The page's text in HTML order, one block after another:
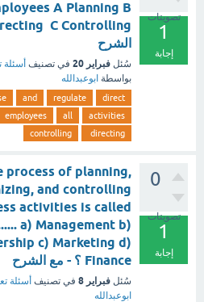
تصويتات
1
إجابة
A Planning B
الشرح
سُئل فبراير 20 في تصنيف أسئلة
بواسطة ابوعبدالله
direct
regulate
and
activities
all
employees
directing
controlling
0
تصويتات
1
إجابة
process of planning,
and controlling
activities is called
a) Management b)
c) Marketing d)
Finance ؟ - مع الشرح
سُئل فبراير 8 في تصنيف أسئلة
ابوعبدالله